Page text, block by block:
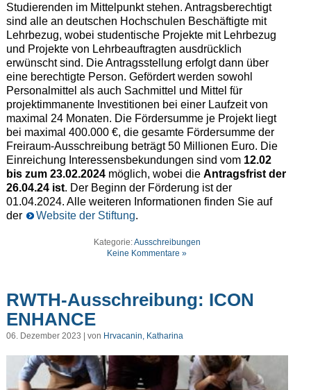
Studierenden im Mittelpunkt stehen. Antragsberechtigt
sind alle an deutschen Hochschulen Beschäftigte mit
Lehrbezug, wobei studentische Projekte mit Lehrbezug
und Projekte von Lehrbeauftragten ausdrücklich
erwünscht sind. Die Antragsstellung erfolgt dann über
eine berechtigte Person. Gefördert werden sowohl
Personalmittel als auch Sachmittel und Mittel für
projektimmanente Investitionen bei einer Laufzeit von
maximal 24 Monaten. Die Fördersumme je Projekt liegt
bei maximal 400.000 €, die gesamte Fördersumme der
Freiraum-Ausschreibung beträgt 50 Millionen Euro. Die
Einreichung Interessensbekundungen sind vom12.02
bis zum 23.02.2024möglich, wobei die Antragsfrist der
26.04.24 ist. Der Beginn der Förderung ist der
01.04.2024. Alle weiteren Informationen finden Sie auf
der
Website der Stiftung.
Kategorie:Ausschreibungen
Keine Kommentare »
RWTH-Ausschreibung: ICON
ENHANCE
06. Dezember 2023 | von Hrvacanin, Katharina